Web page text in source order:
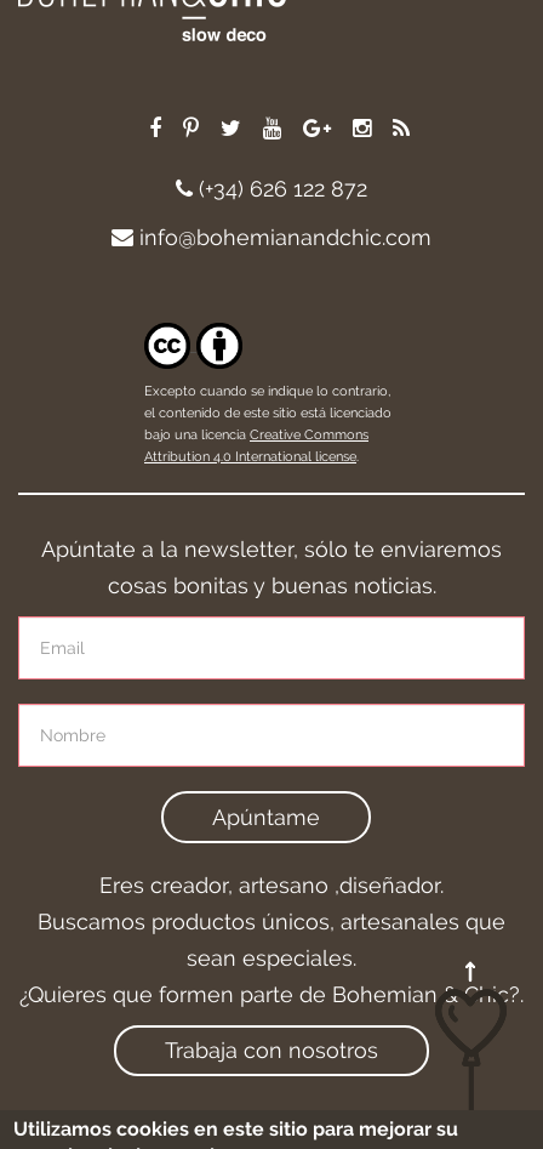
(+34) 626 122 872
info@bohemianandchic.com
Excepto cuando se indique lo contrario,
el contenido de este sitio está licenciado
bajo una licencia Creative Commons
Attribution 4.0 International license.
Apúntate a la newsletter, sólo te enviaremos
cosas bonitas y buenas noticias.
Apúntame
Eres creador, artesano ,diseñador.
Buscamos productos únicos, artesanales que
sean especiales.
¿Quieres que formen parte de Bohemian & Chic?.
Trabaja con nosotros
Utilizamos cookies en este sitio para mejorar su